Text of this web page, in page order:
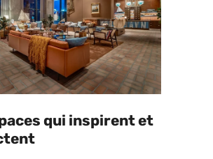
qui inspirent et